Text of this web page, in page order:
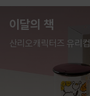
이달의 책
산리오캐릭터즈 유리컵